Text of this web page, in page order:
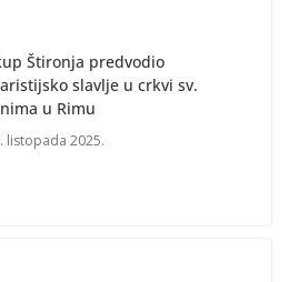
Štironja predvodio
slavlje u crkvi sv.
u Rimu
listopada 2025.